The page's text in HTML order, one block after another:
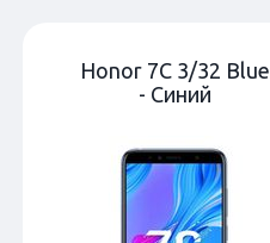
Honor 7C 3/32 Blue
- Синий